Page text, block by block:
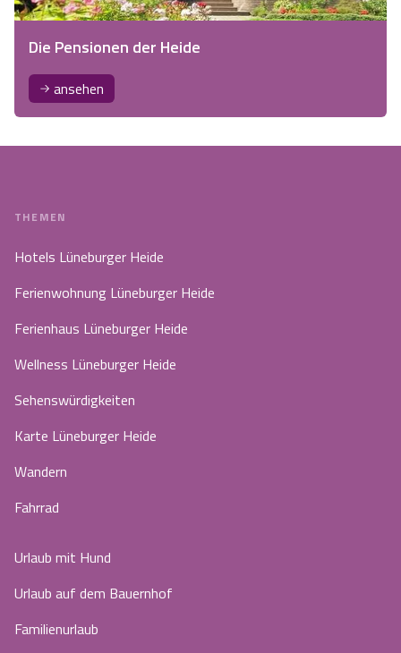
Die Pensionen der Heide
ansehen
THEMEN
Hotels Lüneburger Heide
Ferienwohnung Lüneburger Heide
Ferienhaus Lüneburger Heide
Wellness Lüneburger Heide
Sehenswürdigkeiten
Karte Lüneburger Heide
Wandern
Fahrrad
Urlaub mit Hund
Urlaub auf dem Bauernhof
Familienurlaub